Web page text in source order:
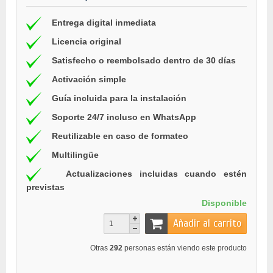
Entrega digital inmediata
Licencia original
Satisfecho o reembolsado dentro de 30 días
Activación simple
Guía incluida para la instalación
Soporte 24/7 incluso en WhatsApp
Reutilizable en caso de formateo
Multilingüe
Actualizaciones incluidas cuando estén
previstas
Disponible
Añadir al carrito
Otras 292 personas están viendo este producto